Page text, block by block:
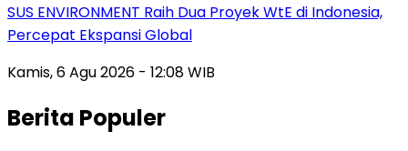
SUS ENVIRONMENT Raih Dua Proyek WtE di Indonesia,
Percepat Ekspansi Global
Kamis, 6 Agu 2026 - 12:08 WIB
Berita Populer